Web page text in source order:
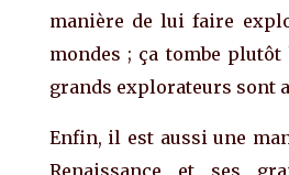
manière de lui faire
mondes ; ça tombe plutôt
grands explorateurs sont
Enfin, il est aussi une
Renaissance et ses